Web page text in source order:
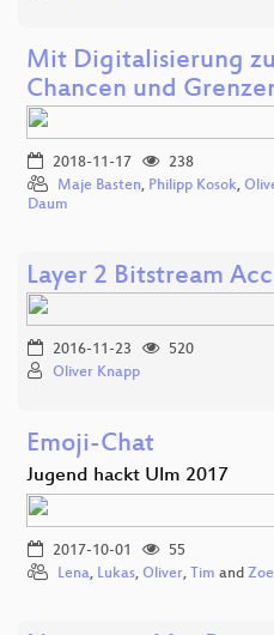
Mit Digitalisierung
Chancen und
2018-11-17
238
Maje Basten, Philipp Kosok,
Daum
Layer 2 Bitstream
2016-11-23
520
Oliver Knapp
Emoji-Chat
Jugend hackt Ulm 2017
2017-10-01
55
Lena, Lukas, Oliver, Tim and Zoe